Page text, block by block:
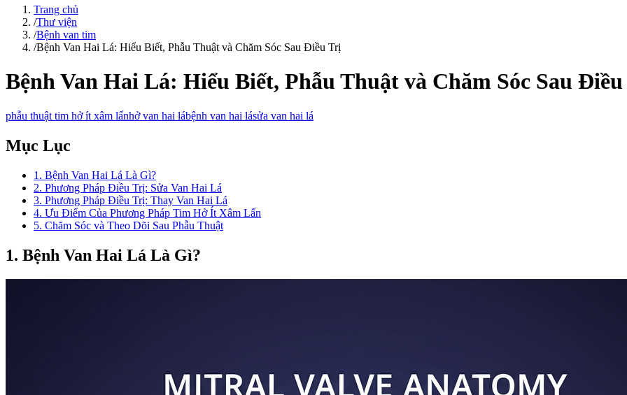
Trang chủ
/Thư viện
/Bệnh van tim
/Bệnh Van Hai Lá: Hiểu Biết, Phẫu Thuật và Chăm Sóc Sau Điều Trị
Bệnh Van Hai Lá: Hiểu Biết, Phẫu Thuật và Chăm Sóc Sau
phẫu thuật tim hở ít xâm lấnhở van hai lábệnh van hai lásửa van hai lá
Mục Lục
1. Bệnh Van Hai Lá Là Gì?
2. Phương Pháp Điều Trị: Sửa Van Hai Lá
3. Phương Pháp Điều Trị: Thay Van Hai Lá
4. Ưu Điểm Của Phương Pháp Tim Hở Ít Xâm Lấn
5. Chăm Sóc và Theo Dõi Sau Phẫu Thuật
1. Bệnh Van Hai Lá Là Gì?